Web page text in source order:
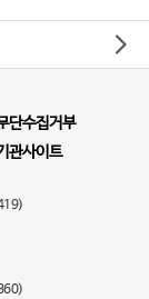
단수집거부
관사이트